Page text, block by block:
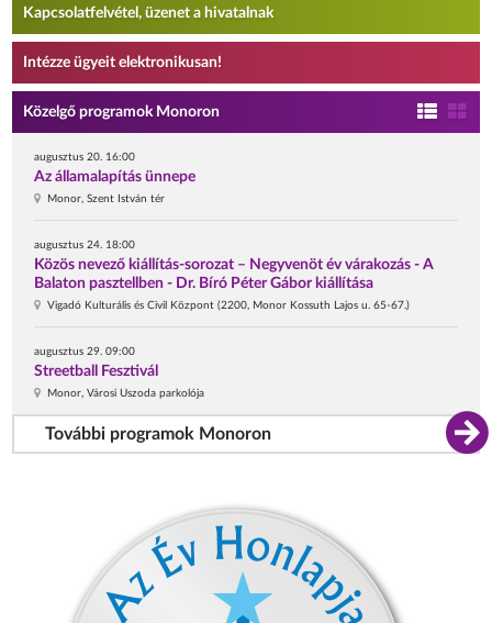
Kapcsolatfelvétel, üzenet a hivatalnak
Intézze ügyeit elektronikusan!
Közelgő programok Monoron
augusztus 20. 16:00
Az államalapítás ünnepe
Monor, Szent István tér
augusztus 24. 18:00
Közös nevező kiállítás-sorozat – Negyvenöt év várakozás - A
Balaton pasztellben - Dr. Bíró Péter Gábor kiállítása
Vigadó Kulturális és Civil Központ (2200, Monor Kossuth Lajos u. 65-67.)
augusztus 29. 09:00
Streetball Fesztivál
Monor, Városi Uszoda parkolója
További programok Monoron